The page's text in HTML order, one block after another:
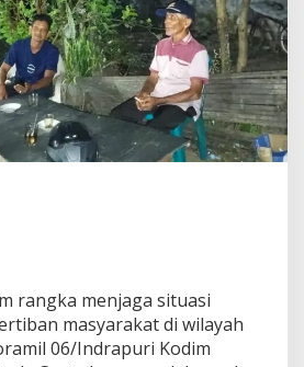
a
I
n
d
r
a
p
r
k
a
h
rangka menjaga situasi
masyarakat di wilayah
06/Indrapuri Kodim